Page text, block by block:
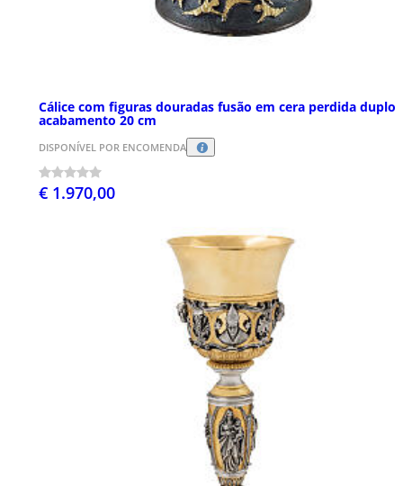
Cálice com figuras douradas fusão em cera perdida duplo
acabamento 20 cm
DISPONÍVEL POR ENCOMENDA
€ 1.970,00